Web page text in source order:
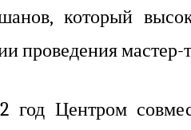
который
проведения
год Центром